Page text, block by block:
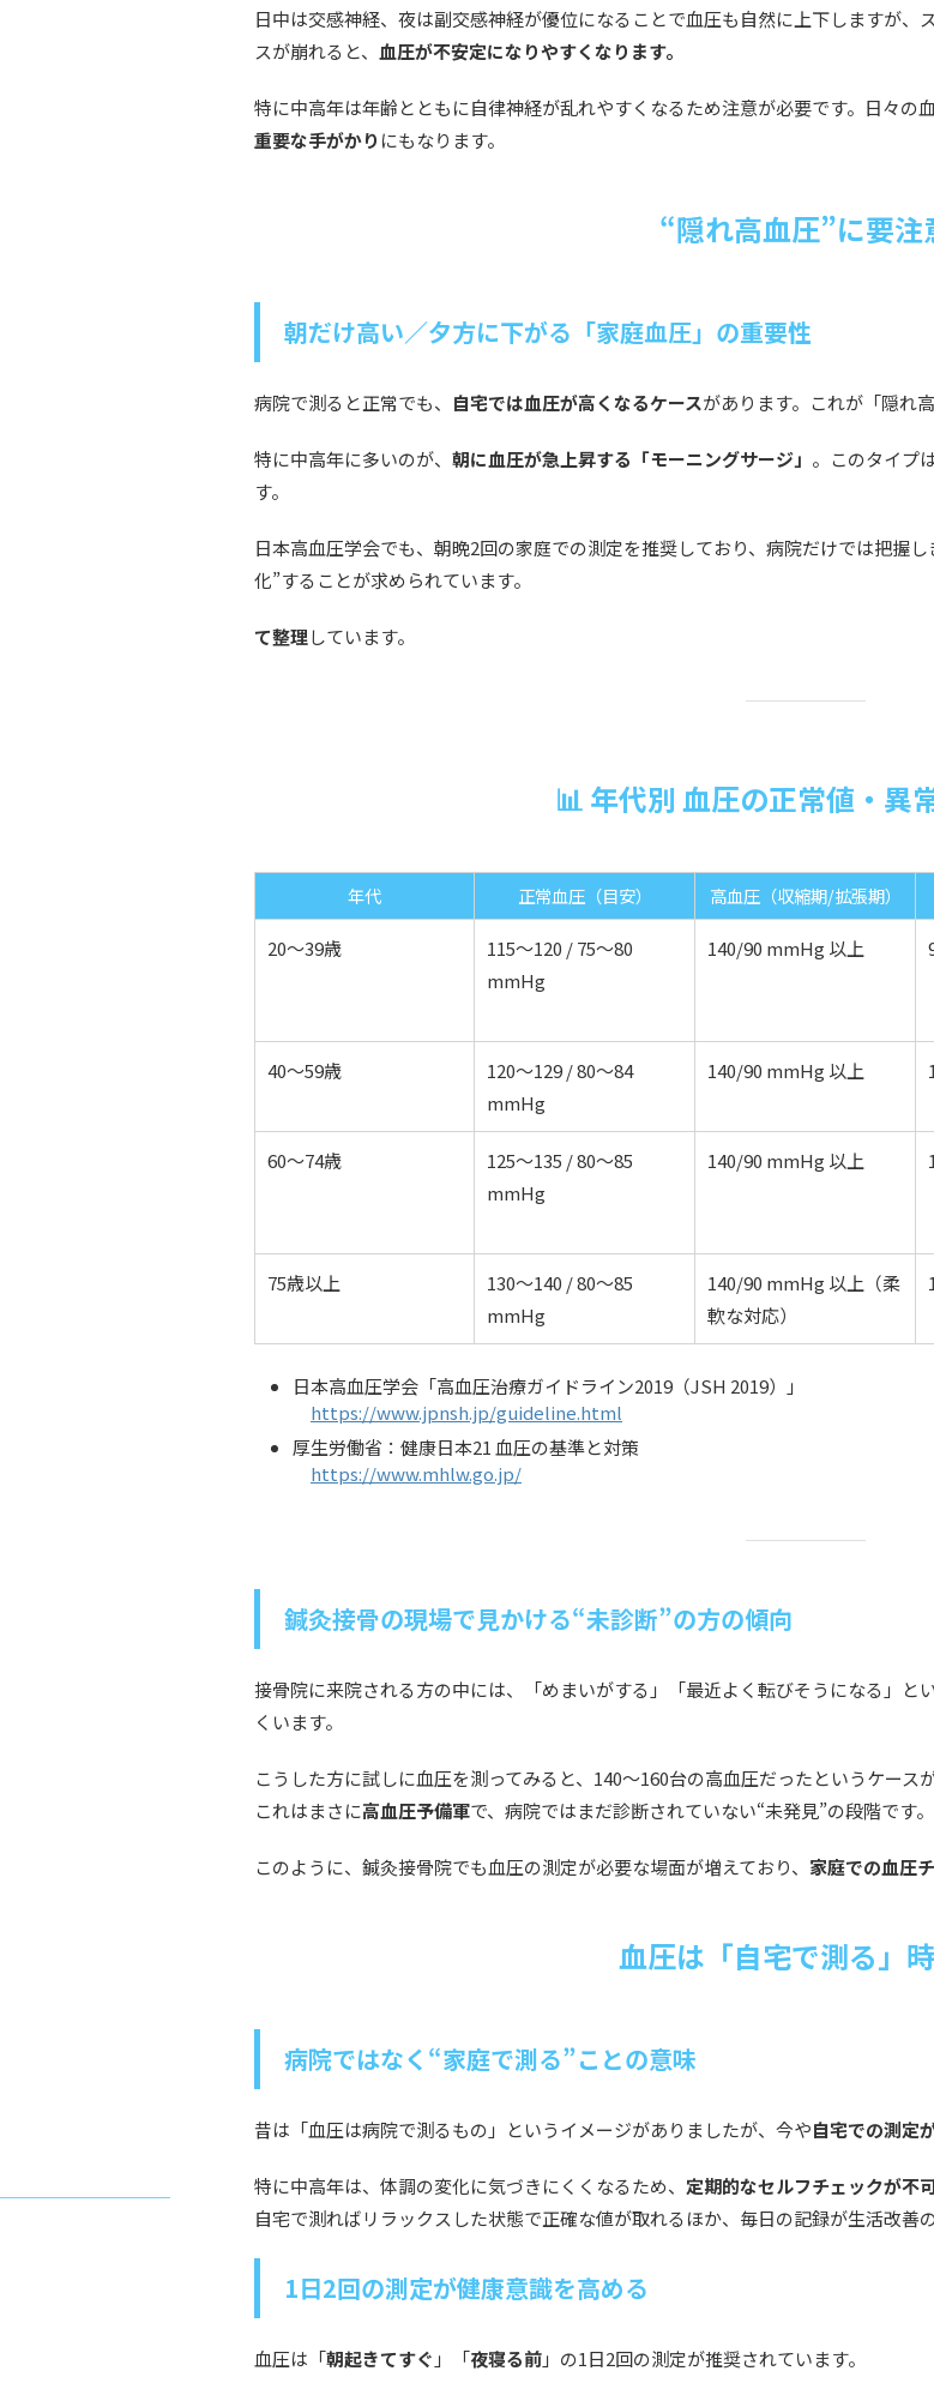
日中は交感神経、夜は副交感神経が優位になることで血圧も自然に上下しますが
スが崩れると、 血圧が不安定になりやすくなります。
特に中高年は年齢とともに自律神経が乱れやすくなるため注意が必要です。日々の
重要な手がかり にもなります。
“隠れ高血圧”に要注
朝だけ高い／夕方に下がる「家庭血圧」の重要性
病院で測ると正常でも、 自宅では血圧が高くなるケースがあります。これが「隠れ
特に中高年に多いのが、 朝に血圧が急上昇する「モーニングサージ」 。このタイプ
す。
日本高血圧学会でも、朝晩2回の家庭での測定を推奨しており、病院だけでは把握
化”することが求められています。
て整理しています。
📊 年代別 血圧の正常値・異
年代 正常血圧（目安） 高血圧（収縮期/拡張期）
20〜39歳
115〜120 / 75〜80
mmHg
140/90 mmHg 以上
40〜59歳
120〜129 / 80〜84
mmHg
140/90 mmHg 以上
60〜74歳
125〜135 / 80〜85
mmHg
140/90 mmHg 以上
75歳以上
130〜140 / 80〜85
mmHg
140/90 mmHg 以上（柔
軟な対応）
日本高血圧学会「高血圧治療ガイドライン2019（JSH 2019）」
https://www.jpnsh.jp/guideline.html
厚生労働省：健康日本21 血圧の基準と対策
https://www.mhlw.go.jp/
鍼灸接骨の現場で見かける“未診断”の方の傾向
接骨院に来院される方の中には、「めまいがする」「最近よく転びそうになる」とい
くいます。
こうした方に試しに血圧を測ってみると、140〜160台の高血圧だったというケース
これはまさに高血圧予備軍で、病院ではまだ診断されていない“未発見”の段階です。
このように、鍼灸接骨院でも血圧の測定が必要な場面が増えており、 家庭での血圧
血圧は「自宅で測る」
病院ではなく“家庭で測る”ことの意味
昔は「血圧は病院で測るもの」というイメージがありましたが、今や自宅での測定
特に中高年は、体調の変化に気づきにくくなるため、 定期的なセルフチェックが不
自宅で測ればリラックスした状態で正確な値が取れるほか、毎日の記録が生活改善
1日2回の測定が健康意識を高める
血圧は「朝起きてすぐ 」「夜寝る前」の1日2回の測定が推奨されています。